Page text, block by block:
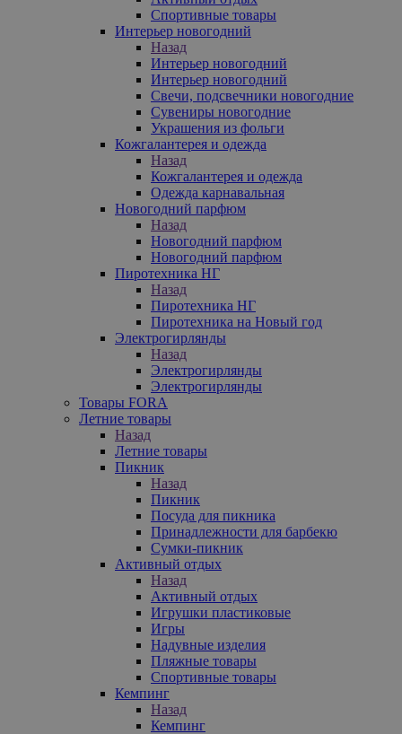
Спортивные товары
Интерьер новогодний
Назад
Интерьер новогодний
Интерьер новогодний
Свечи, подсвечники новогодние
Сувениры новогодние
Украшения из фольги
Кожгалантерея и одежда
Назад
Кожгалантерея и одежда
Одежда карнавальная
Новогодний парфюм
Назад
Новогодний парфюм
Новогодний парфюм
Пиротехника НГ
Назад
Пиротехника НГ
Пиротехника на Новый год
Электрогирлянды
Назад
Электрогирлянды
Электрогирлянды
Товары FORA
Летние товары
Назад
Летние товары
Пикник
Назад
Пикник
Посуда для пикника
Принадлежности для барбекю
Сумки-пикник
Активный отдых
Назад
Активный отдых
Игрушки пластиковые
Игры
Надувные изделия
Пляжные товары
Спортивные товары
Кемпинг
Назад
Кемпинг